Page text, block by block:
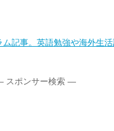
記事。英語勉強や海外生活
スポンサー検索 ―